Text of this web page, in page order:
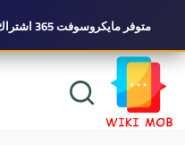
متوفرمايكروسوفت 365 اشتراك سنوي
التجاوز
المحتوى